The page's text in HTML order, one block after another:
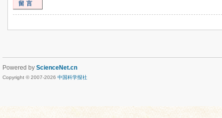
留言
Powered by ScienceNet.cn
Copyright © 2007-2026 中国科学报社